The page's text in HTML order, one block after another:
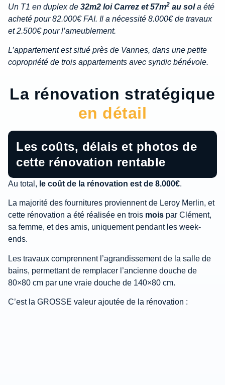
Un T1 en duplex de 32m2 loi Carrez et 57m2 au sola été
acheté pour 82.000€ FAI. Il a nécessité 8.000€ de travaux
et 2.500€ pour l’ameublement.
L’appartement est situé près de Vannes, dans une petite
copropriété de trois appartements avec syndic bénévole.
La rénovation stratégique
en détail
Les coûts, délais et photos de
cette rénovation rentable
Au total, le coût de la rénovation est de 8.000€.
La majorité des fournitures proviennent de Leroy Merlin, et
cette rénovation a été réalisée en trois mois par Clément,
sa femme, et des amis, uniquement pendant les week-
ends.
Les travaux comprennent l’agrandissement de la salle de
bains, permettant de remplacer l’ancienne douche de
80×80 cm par une vraie douche de 140×80 cm.
C’est la GROSSE valeur ajoutée de la rénovation :